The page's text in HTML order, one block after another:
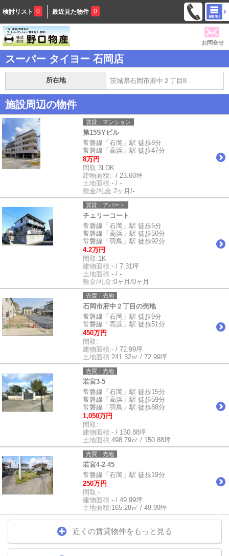
検討リスト 0 最近見た物件 0
お問合せ
スーパー タイヨー 石岡店
所在地 茨城県石岡市府中２丁目8
施設周辺の物件
賃貸｜マンション
第15SYビル
常磐線「石岡」駅 徒歩8分
常磐線「高浜」駅 徒歩47分
8万円
間取:3LDK
建物面積:- / 23.60坪
土地面積:- / -
敷金/礼金:2ヶ月/-
賃貸｜アパート
チェリーコート
常磐線「石岡」駅 徒歩5分
常磐線「高浜」駅 徒歩50分
常磐線「羽鳥」駅 徒歩92分
4.2万円
間取:1K
建物面積:- / 7.31坪
土地面積:- / -
敷金/礼金:0ヶ月/0ヶ月
売買｜売地
石岡市府中２丁目の売地
常磐線「石岡」駅 徒歩9分
常磐線「高浜」駅 徒歩51分
450万円
間取:-
建物面積:- / 72.99坪
土地面積:241.32㎡ / 72.99坪
売買｜売地
若宮3-5
常磐線「石岡」駅 徒歩15分
常磐線「高浜」駅 徒歩59分
常磐線「羽鳥」駅 徒歩88分
1,050万円
間取:-
建物面積:- / 150.88坪
土地面積:498.79㎡ / 150.88坪
売買｜売地
若宮4-2-45
常磐線「石岡」駅 徒歩19分
250万円
間取:-
建物面積:- / 49.99坪
土地面積:165.28㎡ / 49.99坪
近くの賃貸物件をもっと見る